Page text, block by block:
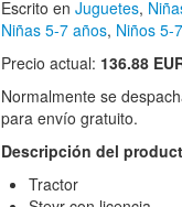
Escrito en Juguetes,
Niñas 5-7 años, Niños 5-
Precio actual: 136.88
Normalmente se
para envío gratuito.
Descripción del
Tractor